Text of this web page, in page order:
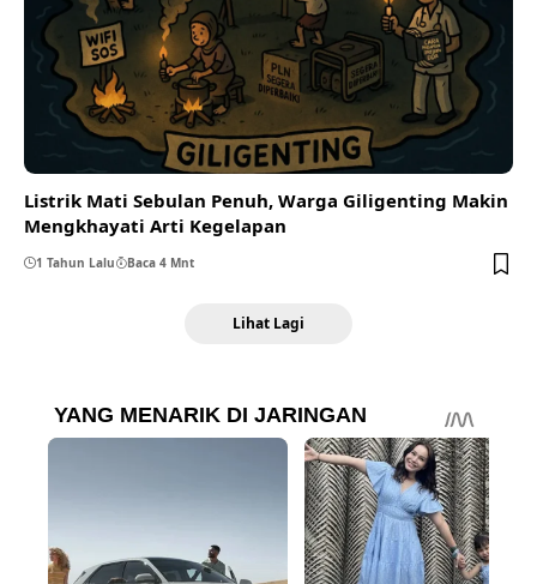
Listrik Mati Sebulan Penuh, Warga Giligenting Makin
Mengkhayati Arti Kegelapan
1 Tahun Lalu Baca 4 Mnt
Lihat Lagi